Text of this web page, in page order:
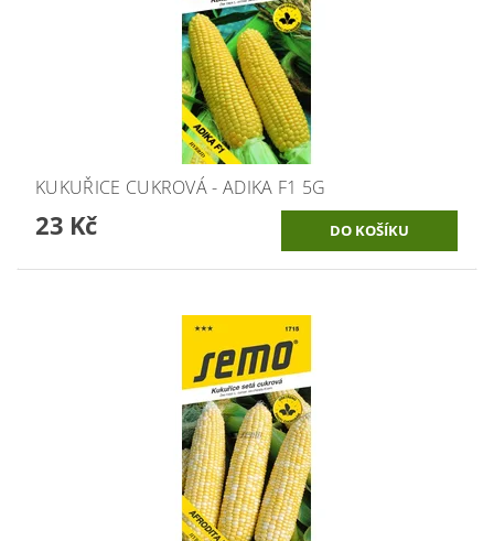
KUKUŘICE CUKROVÁ - ADIKA F1 5G
23 Kč